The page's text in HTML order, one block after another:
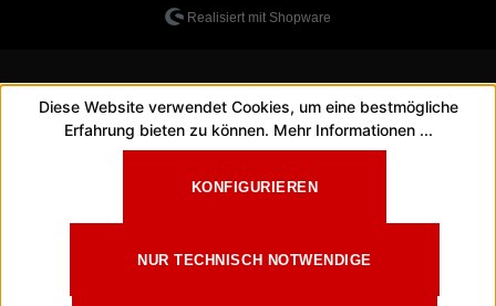
Realisiert mit Shopware
Diese Website verwendet Cookies, um eine bestmögliche
Erfahrung bieten zu können. Mehr Informationen ...
NUR TECHNISCH NOTWENDIGE
KONFIGURIEREN